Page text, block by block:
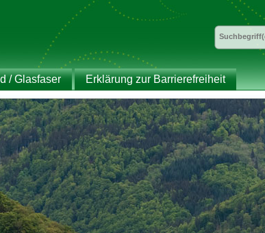
/ Glasfaser Erklärung zur Barrierefreiheit